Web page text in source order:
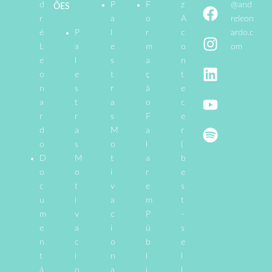
d
r
é
L
e
o
n
a
r
d
o
D
o
c
u
m
e
n
t
ÕES
P
a
e
s
t
r
a
s
M
o
t
i
v
a
c
i
P
a
e
s
t
r
a
s
M
o
t
i
v
a
c
i
o
n
F
o
r
m
a
ç
ã
o
F
a
a
r
e
m
P
ú
b
z
A
c
o
n
t
e
c
e
r
(
b
e
s
t
-
s
e
@and
releon
ardo.c
om